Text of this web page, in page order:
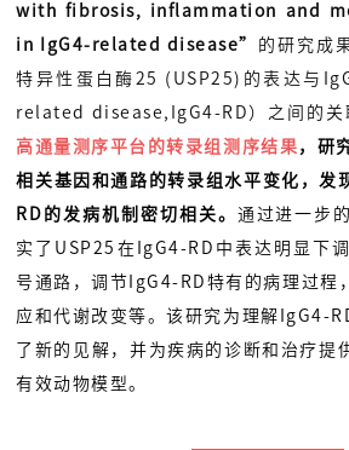
with fibrosis, inflammation and
in IgG4-related disease” 的研究成
特异性蛋白酶25 (USP25)的表达与
related disease,IgG4-RD）之间的关
高通量测序平台的转录组测序结果 ，研
相关基因和通路的转录组水平变化，发
RD的发病机制密切相关。 通过进一步
实了USP25在IgG4-RD中表达明显下
号通路，调节IgG4-RD特有的病理过程
应和代谢改变等。该研究为理解IgG4-
了新的见解，并为疾病的诊断和治疗提
有效动物模型。